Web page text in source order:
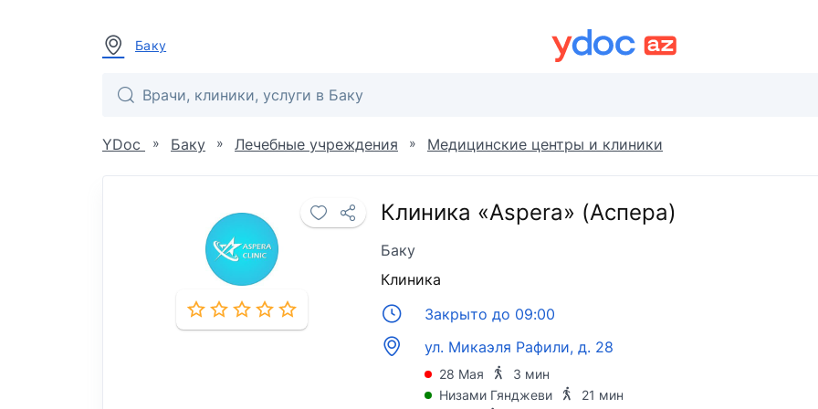
Баку
YDoc » Баку » Лечебные учреждения » Медицинские центры и клиники
Клиника «Aspera» (Аспера)
Баку
Клиника
Закрыто до 09:00
ул. Микаэля Рафили, д. 28
28 Мая
3 мин
Низами Гянджеви
21 мин